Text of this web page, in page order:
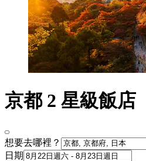
京都 2 星級飯店
想要去哪裡？
日期